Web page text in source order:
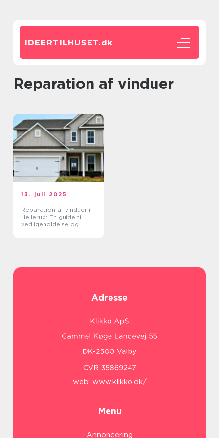
IDEERTILHUSET.dk
reparation af vinduer
13. juli 2025
Reparation af vinduer i
Hellerup: En guide til
vedligeholdelse og
Adresse
web: www.klikko.dk/
Menu
Annoncering